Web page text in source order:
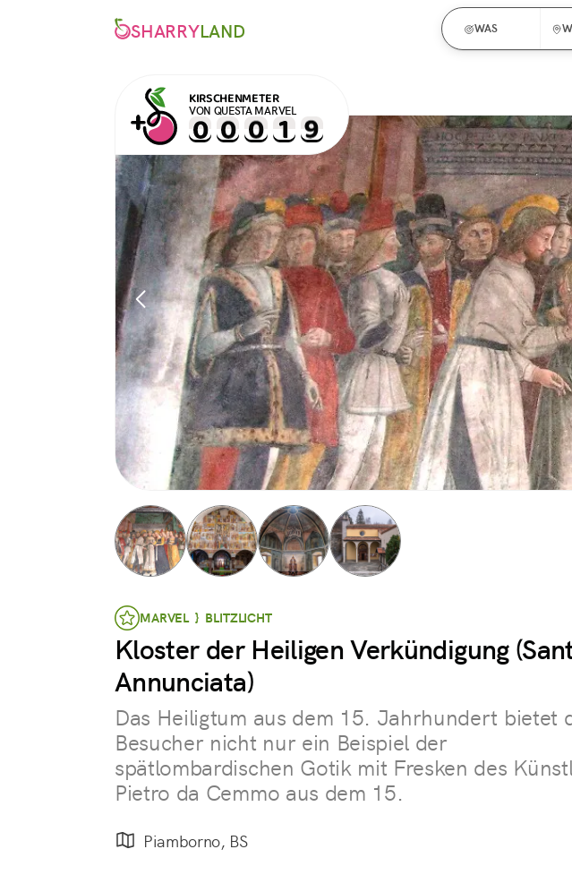
SHARRYLAND WAS
KIRSCHENMETER
VON QUESTA MARVEL
MARVEL } BLITZLICHT
Kloster der Heiligen Verkündigung
Annunciata)
Das Heiligtum aus dem 15. Jahrhundert bietet
Besucher nicht nur ein Beispiel der
spätlombardischen Gotik mit Fresken des
Pietro da Cemmo aus dem 15.
Piamborno, BS